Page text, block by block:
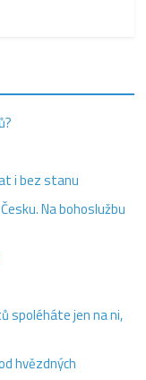
i bez stanu
Na bohoslužbu
spoléháte jen na ni,
hvězdných